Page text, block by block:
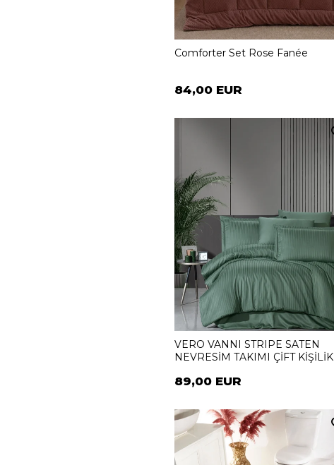
Comforter Set Rose Fanée
84,00 EUR
VERO VANNI STRIPE SATEN
NEVRESİM TAKIMI ÇİFT KİŞİLİK
89,00 EUR